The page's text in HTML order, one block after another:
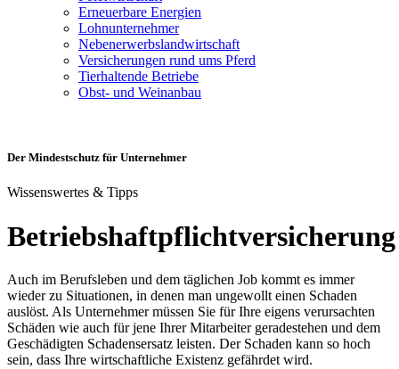
Erneuerbare Energien
Lohnunternehmer
Nebenerwerbslandwirtschaft
Versicherungen rund ums Pferd
Tierhaltende Betriebe
Obst- und Weinanbau
Der Mindestschutz für Unternehmer
Wissenswertes & Tipps
Betriebshaftpflichtversicherung
Auch im Berufsleben und dem täglichen Job kommt es immer
wieder zu Situationen, in denen man ungewollt einen Schaden
auslöst. Als Unternehmer müssen Sie für Ihre eigens verursachten
Schäden wie auch für jene Ihrer Mitarbeiter geradestehen und dem
Geschädigten Schadensersatz leisten. Der Schaden kann so hoch
sein, dass Ihre wirtschaftliche Existenz gefährdet wird.